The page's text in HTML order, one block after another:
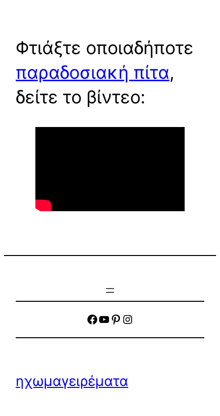
Φτιάξτε οποιαδήποτε
παραδοσιακή πίτα,
δείτε το βίντεο:
facebook
YouTube
Pinterest
Instagram
ηχωμαγειρέματα